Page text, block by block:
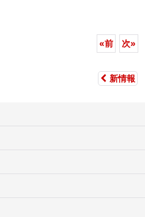
«前 次»
新情報